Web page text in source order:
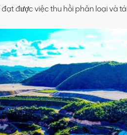
được việc thu hồi phân loại và